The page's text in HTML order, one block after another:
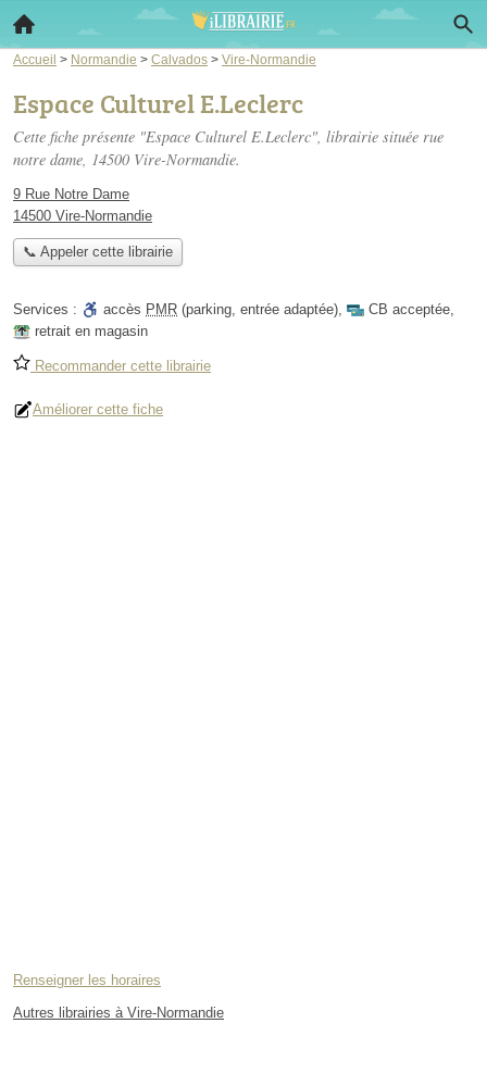
Accueil > Normandie > Calvados > Vire-Normandie
Espace Culturel E.Leclerc
Cette fiche présente "Espace Culturel E.Leclerc", librairie située rue
notre dame, 14500 Vire-Normandie.
9 Rue Notre Dame
14500 Vire-Normandie
📞 Appeler cette librairie
Services : accès PMR (parking, entrée adaptée), CB acceptée,
retrait en magasin
Recommander cette librairie
Améliorer cette fiche
Renseigner les horaires
Autres librairies à Vire-Normandie